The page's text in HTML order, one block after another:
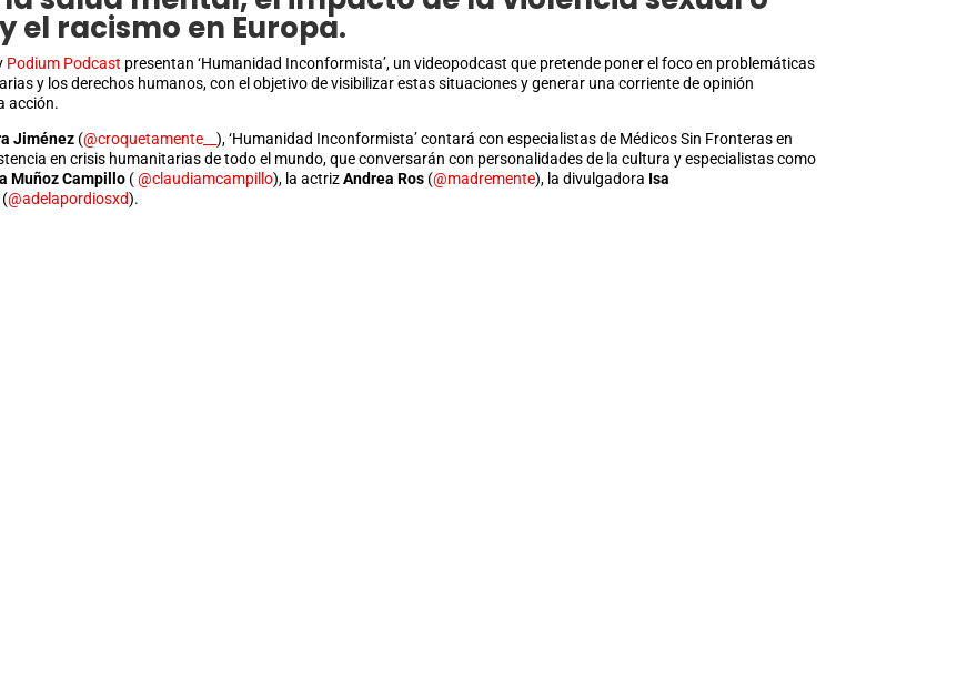
el racismo en Europa.
Podium Podcast presentan ‘Humanidad Inconformista’, un videopodcast que pretende poner el foco en problemáticas
y los derechos humanos, con el objetivo de visibilizar estas situaciones y generar una corriente de opinión
acción.
Jiménez (@croquetamente__), ‘Humanidad Inconformista’ contará con especialistas de Médicos Sin Fronteras en
en crisis humanitarias de todo el mundo, que conversarán con personalidades de la cultura y especialistas como
Muñoz Campillo (@claudiamcampillo), la actrizAndrea Ros (@madremente), la divulgadora Isa
(@adelapordiosxd).